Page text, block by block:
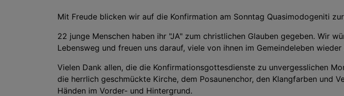
Mit Freude blicken wir auf die Konfirmation am Sonntag Quasimodogeniti
22 junge Menschen haben ihr "JA" zum christlichen Glauben gegeben. Wir
Lebensweg und freuen uns darauf, viele von ihnen im Gemeindeleben
Vielen Dank allen, die die Konfirmationsgottesdienste zu unvergesslichen
die herrlich geschmückte Kirche, dem Posaunenchor, den Klangfarben und
Händen im Vorder- und Hintergrund.